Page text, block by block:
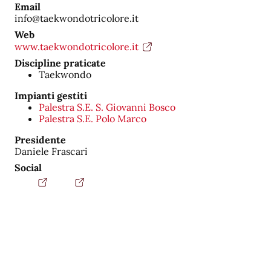
Email
info@taekwondotricolore.it
Web
www.taekwondotricolore.it
Discipline praticate
Taekwondo
Impianti gestiti
Palestra S.E. S. Giovanni Bosco
Palestra S.E. Polo Marco
Presidente
Daniele Frascari
Social